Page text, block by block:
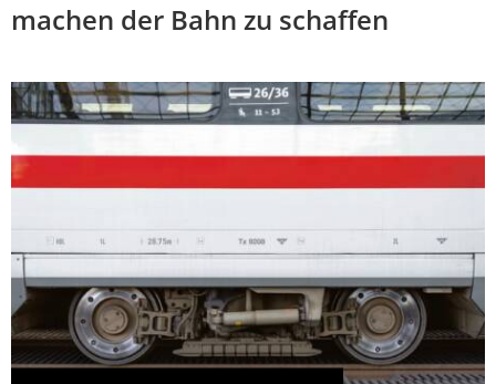
machen der Bahn zu schaffen